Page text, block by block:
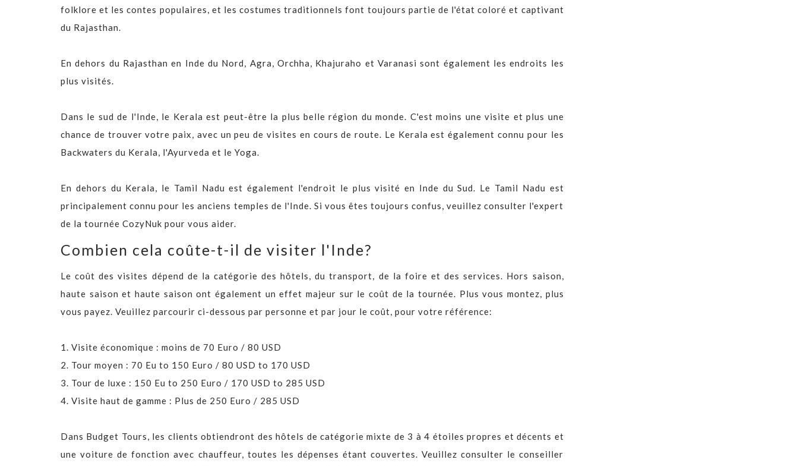
folklore et les contes populaires, et les costumes traditionnels font toujours partie de l'état coloré et captivant
du Rajasthan.
En dehors du Rajasthan en Inde du Nord, Agra, Orchha, Khajuraho et Varanasi sont également les endroits les
plus visités.
Dans le sud de l'Inde, le Kerala est peut-être la plus belle région du monde. C'est moins une visite et plus une
chance de trouver votre paix, avec un peu de visites en cours de route. Le Kerala est également connu pour les
Backwaters du Kerala, l'Ayurveda et le Yoga.
En dehors du Kerala, le Tamil Nadu est également l'endroit le plus visité en Inde du Sud. Le Tamil Nadu est
principalement connu pour les anciens temples de l'Inde. Si vous êtes toujours confus, veuillez consulter l'expert
de la tournée CozyNuk pour vous aider.
Combien cela coûte-t-il de visiter l'Inde?
Le coût des visites dépend de la catégorie des hôtels, du transport, de la foire et des services. Hors saison,
haute saison et haute saison ont également un effet majeur sur le coût de la tournée. Plus vous montez, plus
vous payez. Veuillez parcourir ci-dessous par personne et par jour le coût, pour votre référence:
1. Visite économique : moins de 70 Euro / 80 USD
2. Tour moyen : 70 Eu to 150 Euro / 80 USD to 170 USD
3. Tour de luxe : 150 Eu to 250 Euro / 170 USD to 285 USD
4. Visite haut de gamme : Plus de 250 Euro / 285 USD
Dans Budget Tours, les clients obtiendront des hôtels de catégorie mixte de 3 à 4 étoiles propres et décents et
une voiture de fonction avec chauffeur, toutes les dépenses étant couvertes. Veuillez consulter le conseiller